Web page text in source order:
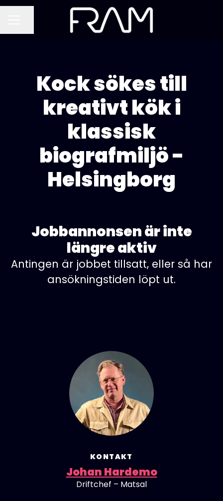
Kock sökes till
kreativt kök i
klassisk
biografmiljö -
Helsingborg
Jobbannonsen är inte
längre aktiv
Antingen är jobbet tillsatt, eller så har
ansökningstiden löpt ut.
KONTAKT
Johan Hardemo
Driftchef – Matsal